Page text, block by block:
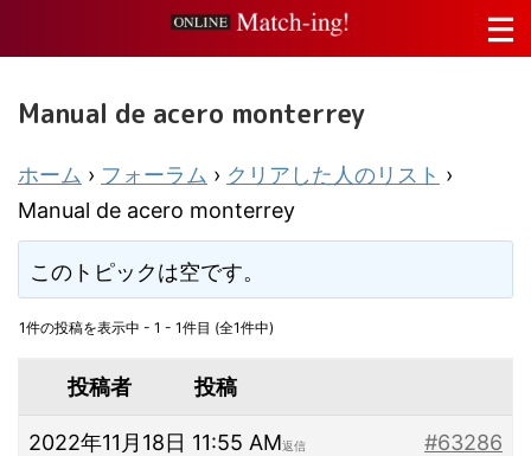
Manual de acero monterrey
ホーム › フォーラム › クリアした人のリスト ›
Manual de acero monterrey
このトピックは空です。
1件の投稿を表示中 - 1 - 1件目 (全1件中)
投稿者 投稿
2022年11月18日 11:55 AM #63286
返信